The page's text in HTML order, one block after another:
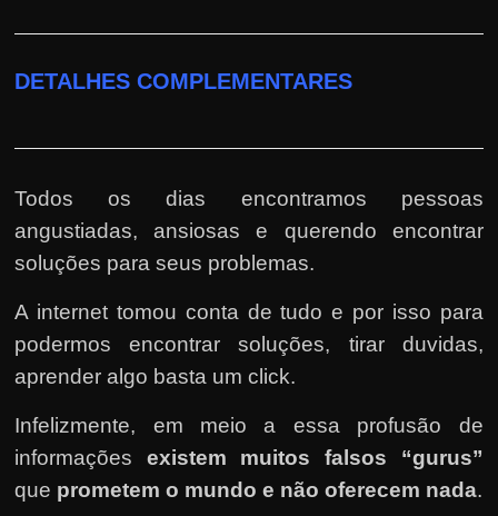
DETALHES COMPLEMENTARES
Todos os dias encontramos pessoas
angustiadas, ansiosas e querendo encontrar
soluções para seus problemas.
A internet tomou conta de tudo e por isso para
podermos encontrar soluções, tirar duvidas,
aprender algo basta um click.
Infelizmente, em meio a essa profusão de
informações existem muitos falsos “gurus”
que prometem o mundo e não oferecem nada.